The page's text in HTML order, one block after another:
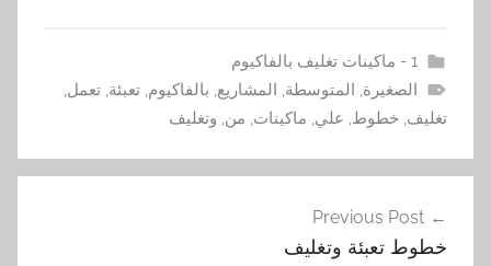
1 - ماكينات تغليف بالفاكيوم
الصغيرة, المتوسطة, المشاريع, بالفاكيوم,تعبئة,تعمل,
تغليف, خطوط, علي, ماكينات, من, وتغليف
المقالات
Previous Post
خطوط تعبئة وتغليف